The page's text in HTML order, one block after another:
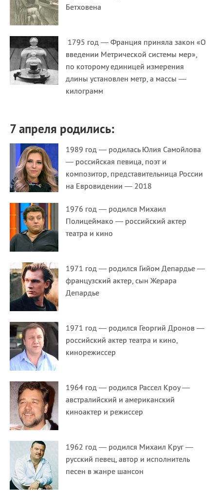
Бетховена
1795 год — Франция приняла закон «О
введении Метрической системы мер»,
по которому единицей измерения
длины установлен метр, а массы —
килограмм
7 апреля родились:
1989 год — родилась Юлия Самойлова
— российская певица, поэт и
композитор, представительница России
на Евровидении — 2018
1976 год — родился Михаил
Полицеймако — российский актер
театра и кино
1971 год — родился Гийом Депардье —
французский актер, сын Жерара
Депардье
1971 год — родился Георгий Дронов —
российский актер театра и кино,
кинорежиссер
1964 год — родился Рассел Кроу —
австралийский и американский
киноактер и режиссер
1962 год — родился Михаил Круг —
русский певец, автор и исполнитель
песен в жанре шансон